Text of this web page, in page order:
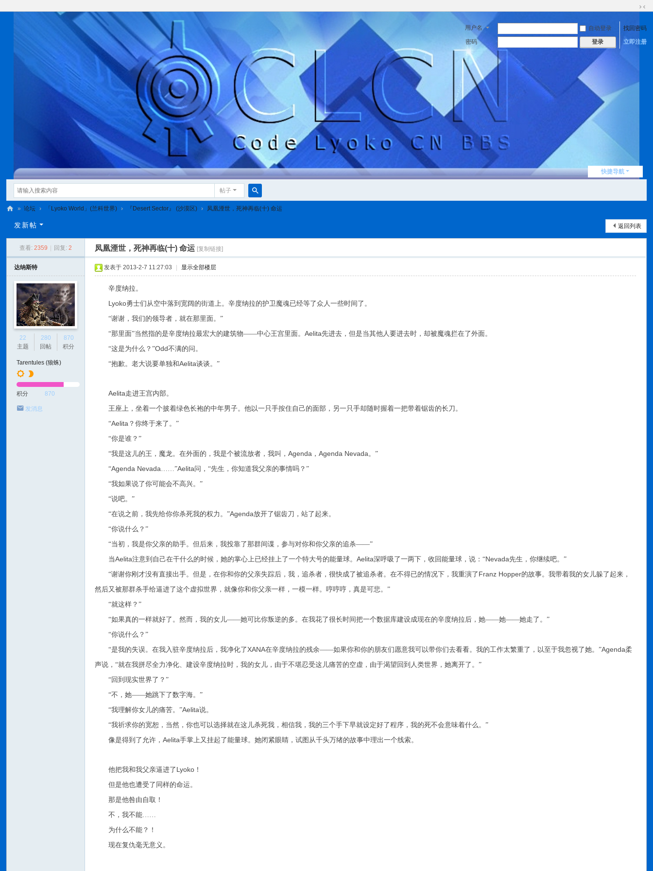
换
到
窄
用户名 自动登录
找回密码
密码
登录 立即注册
快捷导航
帖子
搜
L
» 论坛 › 「Lyoko World」(兰科世界) › 『Desert Sector』 (沙漠区) › 凤凰湮世，死神再临(十) 命运
返回列表
发新帖
查看: 2359 回复: 2 凤凰湮世，死神再临(十) 命运 [复制链接]
达纳斯特
22
主题
280
回帖
870
积分
Tarentules (狼蛛)
积分 870
发消息
发表于 2013-2-7 11:27:03 显示全部楼层
辛度纳拉。
Lyoko勇士们从空中落到宽阔的街道上。辛度纳拉的护卫魔魂已经等了众人一些时间了。
“谢谢，我们的领导者，就在那里面。”
“那里面”当然指的是辛度纳拉最宏大的建筑物——中心王宫里面。Aelita先进去，但是当其他人要进去时，却被魔魂拦在了外面。
“这是为什么？”Odd不满的问。
“抱歉。老大说要单独和Aelita谈谈。”
Aelita走进王宫内部。
王座上，坐着一个披着绿色长袍的中年男子。他以一只手按住自己的面部，另一只手却随时握着一把带着锯齿的长刀。
“Aelita ？你终于来了。”
“你是谁？”
“我是这儿的王，魔龙。在外面的，我是个被流放者，我叫，Agenda ，Agenda Nevada。”
“Agenda Nevada……”Aelita问，“先生，你知道我父亲的事情吗？”
“我如果说了你可能会不高兴。”
“说吧。”
“在说之前，我先给你你杀死我的权力。”Agenda放开了锯齿刀，站了起来。
“你说什么？”
“当初，我是你父亲的助手。但后来，我投靠了那群间谍，参与对你和你父亲的追杀——”
当Aelita注意到自己在干什么的时候，她的掌心上已经挂上了一个特大号的能量球。Aelita深呼吸了一两下，收回能量球，说：“Nevada先生，你继续吧。”
“谢谢你刚才没有直接出手。但是，在你和你的父亲失踪后，我，追杀者，很快成了被追杀者。在不得已的情况下，我重演了 Franz Hopper的故事。我带着我的女儿躲了起来，
然后又被那群杀手给逼进了这个虚拟世界，就像你和你父亲一样，一模一样。哼哼哼，真是可悲。”
“就这样？”
“如果真的一样就好了。然而，我的女儿——她可比你叛逆的多。在我花了很长时间把一个数据库建设成现在的辛度纳拉后，她——她——她走了。”
“你说什么？”
“是我的失误。在我入驻辛度纳拉后，我净化了XANA在辛度纳拉的残余——如果你和你的朋友们愿意我可以带你们去看看。我的工作太繁重了，以至于我忽视了她。”Agenda柔
声说，“就在我拼尽全力净化、建设辛度纳拉时，我的女儿，由于不堪忍受这儿痛苦的空虚，由于渴望回到人类世界，她离开了。”
“回到现实世界了？”
“不，她——她跳下了数字海。”
“我理解你女儿的痛苦。”Aelita说。
“我祈求你的宽恕，当然，你也可以选择就在这儿杀死我，相信我，我的三个手下早就设定好了程序，我的死不会意味着什么。”
像是得到了允许，Aelita手掌上又挂起了能量球。她闭紧眼睛，试图从千头万绪的故事中理出一个线索。
他把我和我父亲逼进了 Lyoko ！
但是他也遭受了同样的命运。
那是他咎由自取！
不，我不能……
为什么不能？！
现在复仇毫无意义。